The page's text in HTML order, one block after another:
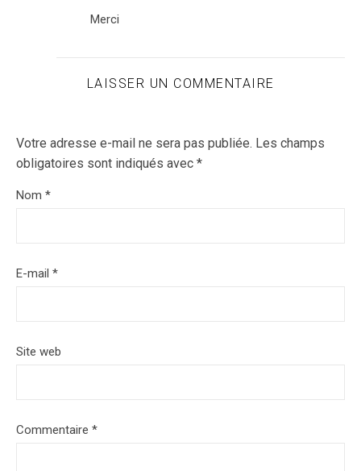
Merci
LAISSER UN COMMENTAIRE
Votre adresse e-mail ne sera pas publiée. Les champs
obligatoires sont indiqués avec *
Nom *
E-mail *
Site web
Commentaire *